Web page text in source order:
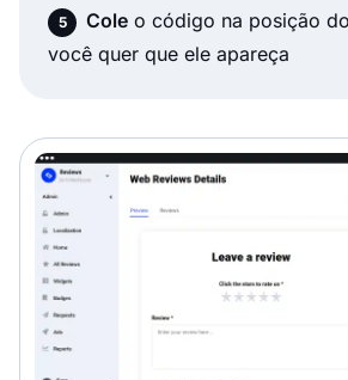
Cole o código na posição
você quer que ele apareça